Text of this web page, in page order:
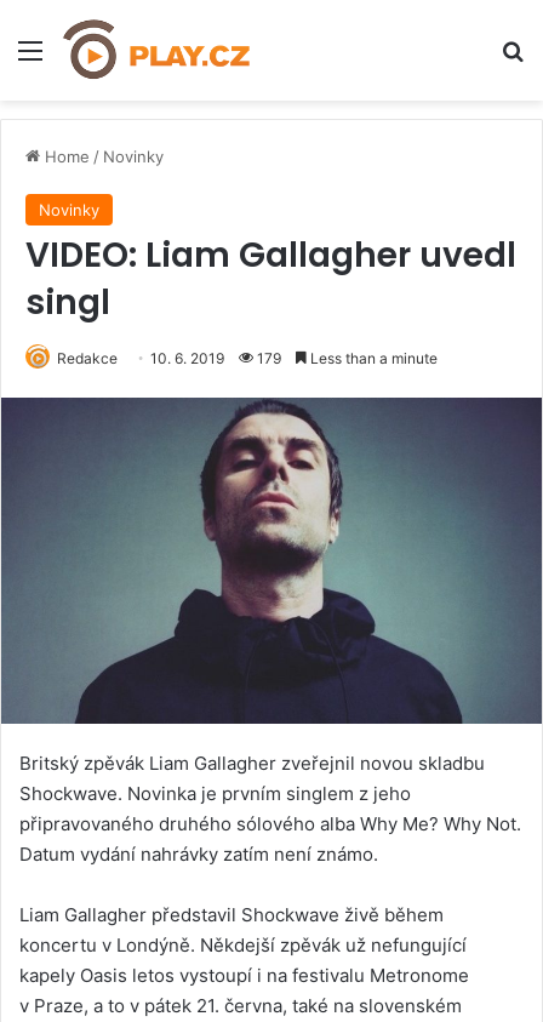
Menu
Home / Novinky
Novinky
VIDEO: Liam Gallagher uvedl
singl
Redakce 10. 6. 2019 179 Less than a minute
Britský zpěvák Liam Gallagher zveřejnil novou skladbu
Shockwave. Novinka je prvním singlem z jeho
připravovaného druhého sólového alba Why Me? Why Not.
Datum vydání nahrávky zatím není známo.
Liam Gallagher představil Shockwave živě během
koncertu v Londýně. Někdejší zpěvák už nefungující
kapely Oasis letos vystoupí i na festivalu Metronome
v Praze, a to v pátek 21. června, také na slovenském